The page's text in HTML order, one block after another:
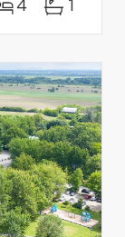
4 1